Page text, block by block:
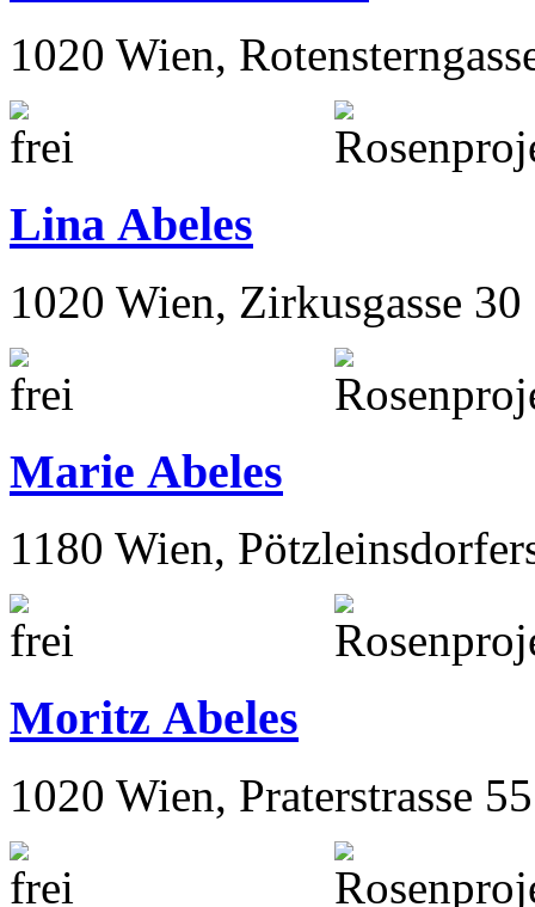
Katharina Abeles
1020 Wien,
Lina Abeles
1020 Wien, Zirkusgasse 30
Marie Abeles
1180 Wien,
Moritz Abeles